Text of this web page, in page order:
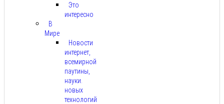
Это
интересно
В
Мире
Новости
интернет,
всемирной
паутины,
науки.
новых
технологий